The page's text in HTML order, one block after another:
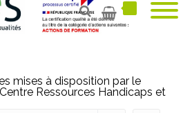
mises à disposition par le
Ressources Handicaps et